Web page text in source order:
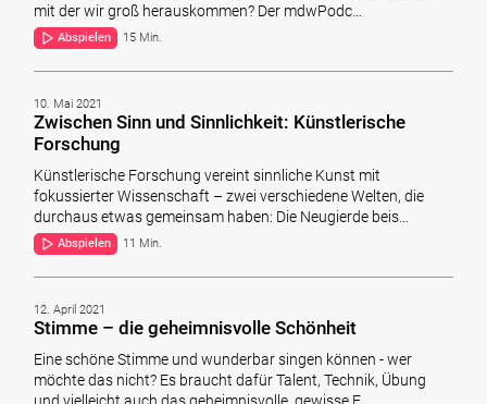
mit der wir groß herauskommen? Der mdwPodc…
Abspielen 15 Min.
10. Mai 2021
Zwischen Sinn und Sinnlichkeit: Künstlerische
Forschung
Künstlerische Forschung vereint sinnliche Kunst mit
fokussierter Wissenschaft – zwei verschiedene Welten, die
durchaus etwas gemeinsam haben: Die Neugierde beis…
Abspielen 11 Min.
12. April 2021
Stimme – die geheimnisvolle Schönheit
Eine schöne Stimme und wunderbar singen können - wer
möchte das nicht? Es braucht dafür Talent, Technik, Übung
und vielleicht auch das geheimnisvolle, gewisse E…